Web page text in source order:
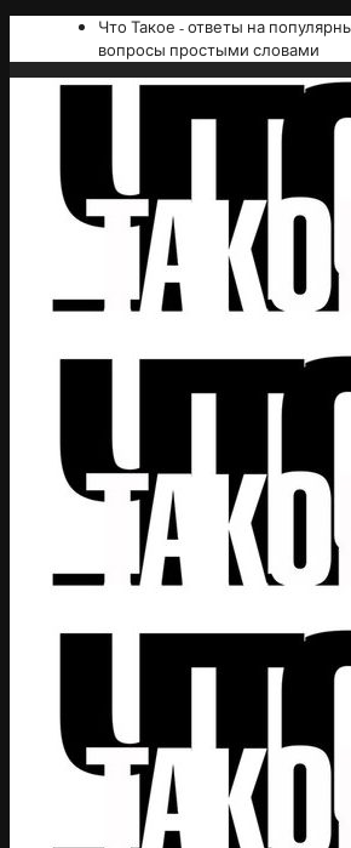
Что Такое - ответы на
вопросы простыми словами